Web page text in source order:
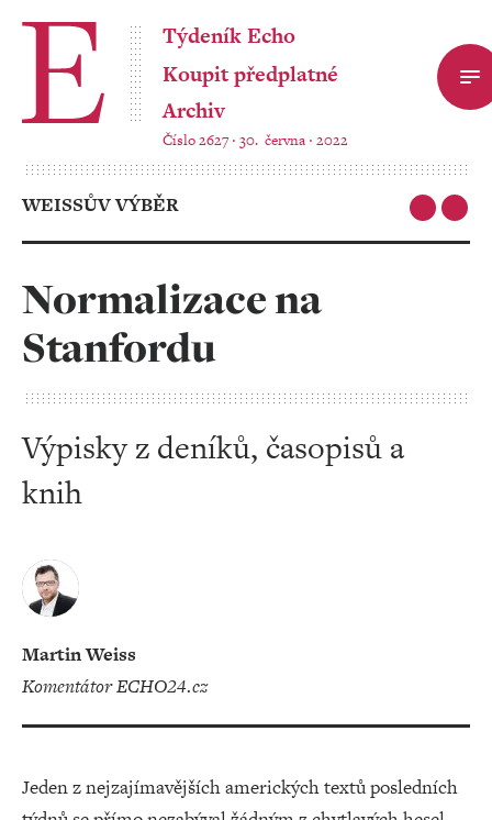
Týdeník Echo
Koupit předplatné
Archiv
Číslo 2627 ‧ 30. června ‧ 2022
WEISSŮV VÝBĚR
Normalizace na
Stanfordu
Výpisky z deníků, časopisů a
knih
Martin Weiss
komentátor ECHO24.cz
Jeden z nejzajímavějších amerických textů posledních